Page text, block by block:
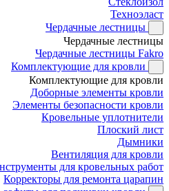
Техноэласт
Чердачные лестницы
Чердачные лестницы
Чердачные лестницы Fakro
Комплектующие для кровли
Комплектующие для кровли
Доборные элементы кровли
Элементы безопасности кровли
Кровельные уплотнители
Плоский лист
Дымники
Вентиляция для кровли
для кровельных работ
Корректоры для ремонта царапин